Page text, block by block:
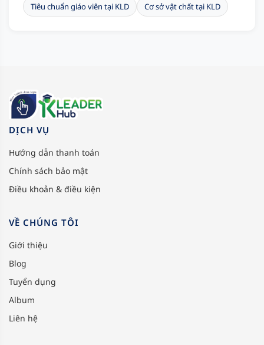
Tiêu chuẩn giáo viên tại KLD
Cơ sở vật chất tại KLD
DỊCH VỤ
Hướng dẫn thanh toán
Chính sách bảo mật
Điều khoản & điều kiện
VỀ CHÚNG TÔI
Giới thiệu
Blog
Tuyển dụng
Album
Liên hệ